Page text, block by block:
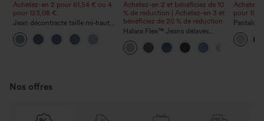
Achetez-en 2 pour 61,54 € ou 4
pour 123,08 €.
Jean décontracté taille mi‑haute,
à cordon de serrage, avec
poches
Achetez-en 2 et bénéficiez de 10
% de réduction | Achetez-en 3 et
bénéficiez de 20 % de réduction
Halara Flex™ Jeans délavés
décontractés, coupe baggy à
jambe large, taille basse
asymétrique, poches zippées
Achetez-
pour
Pantalon
avec
coupe
effet lin
Nos offres